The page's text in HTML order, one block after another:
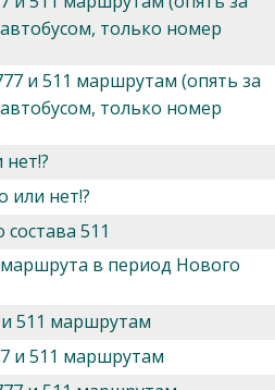
только номер
и 511 маршрутам (опять за
только номер
или нет!?
511
маршрута в период Нового
511 маршрутам
и 511 маршрутам